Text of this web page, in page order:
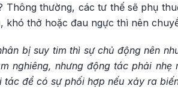
Thông thường, các tư thế sẽ phụ
khó thở hoặc đau ngực thì nên
bị suy tim thì sự chủ động nên
nghiêng, nhưng động tác phải nhẹ
tác để có sự phối hợp nếu xảy ra